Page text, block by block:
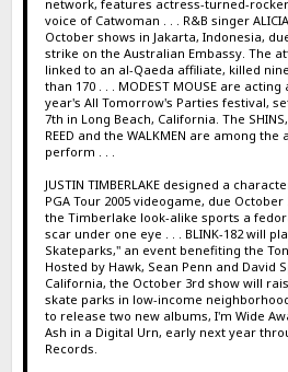
network, features actress-turned-rocker
voice of Catwoman . . . R&B singer
October shows in Jakarta, Indonesia,
strike on the Australian Embassy. The
linked to an al-Qaeda affiliate, killed
than 170 . . . MODEST MOUSE are
year's All Tomorrow's Parties festival,
7th in Long Beach, California. The SHINS,
REED and the WALKMEN are among
perform . . .
JUSTIN TIMBERLAKE designed a
PGA Tour 2005 videogame, due
the Timberlake look-alike sports a
scar under one eye . . . BLINK-182 will
Skateparks," an event benefiting the
Hosted by Hawk, Sean Penn and David
California, the October 3rd show will
skate parks in low-income
to release two new albums, I'm Wide
Ash in a Digital Urn, early next year
Records.